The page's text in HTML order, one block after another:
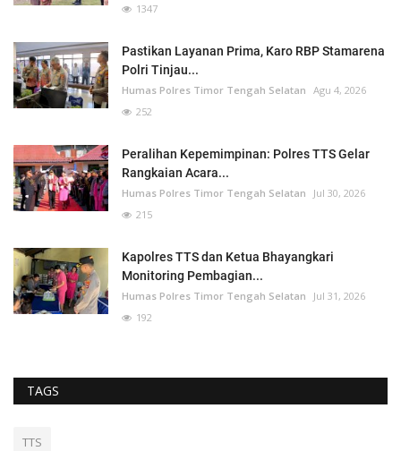
1347
Pastikan Layanan Prima, Karo RBP Stamarena
Polri Tinjau...
Humas Polres Timor Tengah Selatan Agu 4, 2026
252
Peralihan Kepemimpinan: Polres TTS Gelar
Rangkaian Acara...
Humas Polres Timor Tengah Selatan
Jul 30, 2026
215
Kapolres TTS dan Ketua Bhayangkari
Monitoring Pembagian...
Humas Polres Timor Tengah Selatan
Jul 31, 2026
192
TAGS
TTS